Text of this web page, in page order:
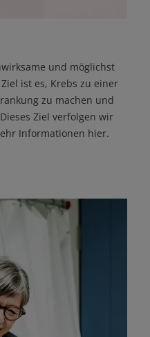
und möglichst
ist es, Krebs zu einer
zu machen und
Ziel verfolgen wir
Informationen hier.
Mehr erfahren